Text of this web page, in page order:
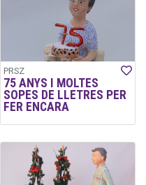
PRSZ
75 ANYS I MOLTES
SOPES DE LLETRES PER
FER ENCARA